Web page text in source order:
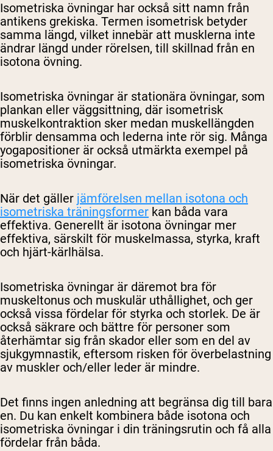
Isometriska övningar har också sitt namn från
antikens grekiska. Termen isometrisk betyder
samma längd, vilket innebär att musklerna inte
ändrar längd under rörelsen, till skillnad från en
isotona övning.
Isometriska övningar är stationära övningar, som
plankan eller väggsittning, där isometrisk
muskelkontraktion sker medan muskellängden
förblir densamma och lederna inte rör sig. Många
yogapositioner är också utmärkta exempel på
isometriska övningar.
När det gäller jämförelsen mellan isotona och
isometriska träningsformer kan båda vara
effektiva. Generellt är isotona övningar mer
effektiva, särskilt för muskelmassa, styrka, kraft
och hjärt-kärlhälsa.
Isometriska övningar är däremot bra för
muskeltonus och muskulär uthållighet, och ger
också vissa fördelar för styrka och storlek. De är
också säkrare och bättre för personer som
återhämtar sig från skador eller som en del av
sjukgymnastik, eftersom risken för överbelastning
av muskler och/eller leder är mindre.
Det finns ingen anledning att begränsa dig till bara
en. Du kan enkelt kombinera både isotona och
isometriska övningar i din träningsrutin och få alla
fördelar från båda.